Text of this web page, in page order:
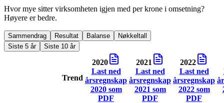
Hvor mye sitter virksomheten igjen med per krone i omsetning?
Høyere er bedre.
Sammendrag Resultat Balanse
Nøkkeltall
Siste 5 år
Siste 10 år
Trend
2020
Last ned
årsregnskap
2020som
PDF
2021
Last ned
årsregnskap
2021 som
PDF
2022
Last ned
årsregnskap
2022som
PDF